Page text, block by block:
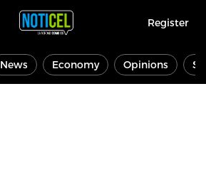
Register
News Economy Opinions